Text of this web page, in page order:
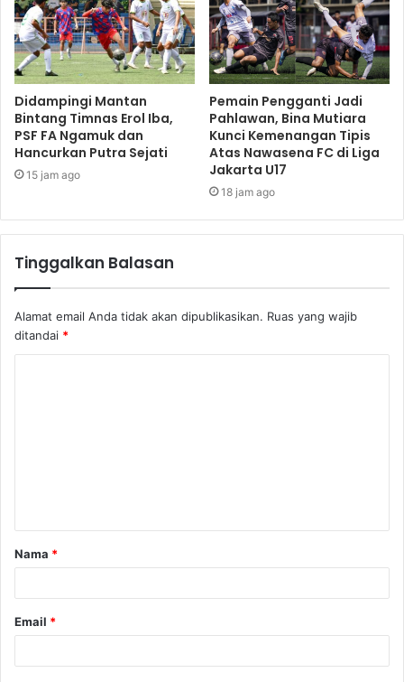
Didampingi Mantan
Bintang Timnas Erol Iba,
PSF FA Ngamuk dan
Hancurkan Putra Sejati
15 jam ago
Pemain Pengganti Jadi
Pahlawan, Bina Mutiara
Kunci Kemenangan Tipis
Atas Nawasena FC di Liga
Jakarta U17
18 jam ago
Tinggalkan Balasan
Alamat email Anda tidak akan dipublikasikan. Ruas yang wajib
ditandai *
Nama *
Email *